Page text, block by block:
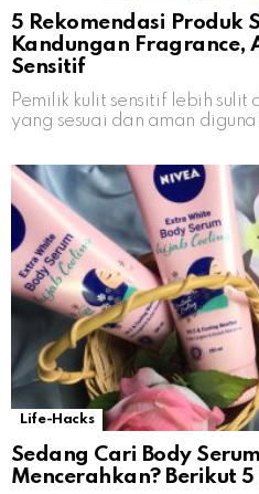
5 Rekomendasi Produk
Kandungan Fragrance,
Sensitif
Pemilik kulit sensitif lebih
yang sesuai dan aman
Life-Hacks
Sedang Cari Body
Mencerahkan? Berikut